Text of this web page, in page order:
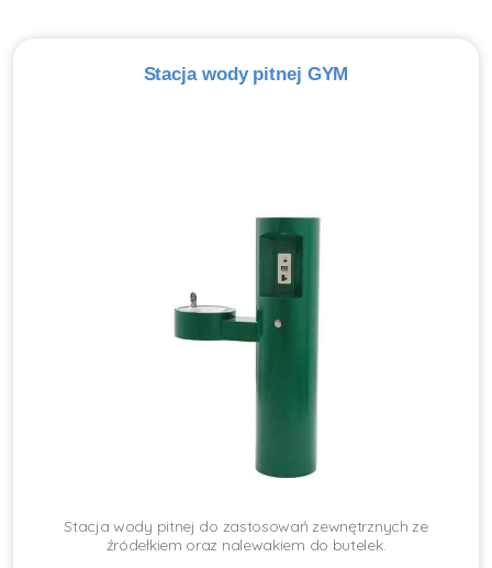
Stacja wody pitnej GYM
Stacja wody pitnej do zastosowań zewnętrznych ze
źródełkiem oraz nalewakiem do butelek.